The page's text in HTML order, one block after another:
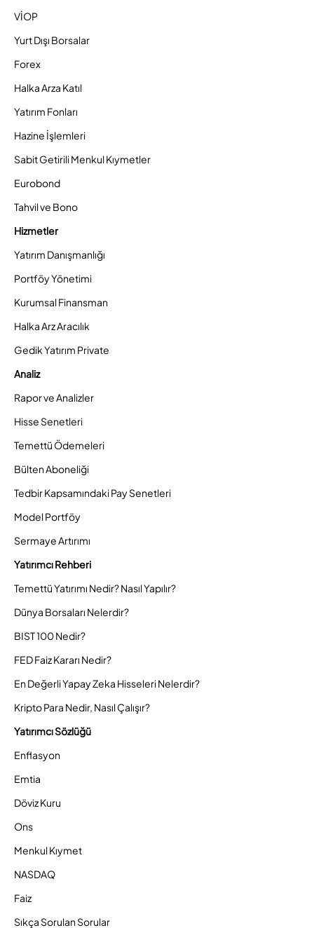
VİOP
Yurt Dışı Borsalar
Forex
Halka Arza Katıl
Yatırım Fonları
Hazine İşlemleri
Sabit Getirili Menkul Kıymetler
Eurobond
Tahvil ve Bono
Hizmetler
Yatırım Danışmanlığı
Portföy Yönetimi
Kurumsal Finansman
Halka Arz Aracılık
Gedik Yatırım Private
Analiz
Rapor ve Analizler
Hisse Senetleri
Temettü Ödemeleri
Bülten Aboneliği
Tedbir Kapsamındaki Pay Senetleri
Model Portföy
Sermaye Artırımı
Yatırımcı Rehberi
Temettü Yatırımı Nedir? Nasıl Yapılır?
Dünya Borsaları Nelerdir?
BIST 100 Nedir?
FED Faiz Kararı Nedir?
En Değerli Yapay Zeka Hisseleri Nelerdir?
Kripto Para Nedir, Nasıl Çalışır?
Yatırımcı Sözlüğü
Enflasyon
Emtia
Döviz Kuru
Ons
Menkul Kıymet
NASDAQ
Faiz
Sıkça Sorulan Sorular